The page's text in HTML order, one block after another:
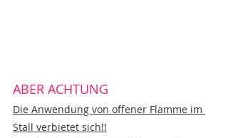
ABER ACHTUNG
Die Anwendung von offener Flamme im
Stall verbietet sich!!